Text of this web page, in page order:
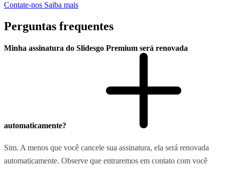
Contate-nos Saiba mais
Perguntas frequentes
Minha assinatura do Slidesgo Premium será renovada
automaticamente?
Sim. A menos que você cancele sua assinatura, ela será renovada
automaticamente. Observe que entraremos em contato com você